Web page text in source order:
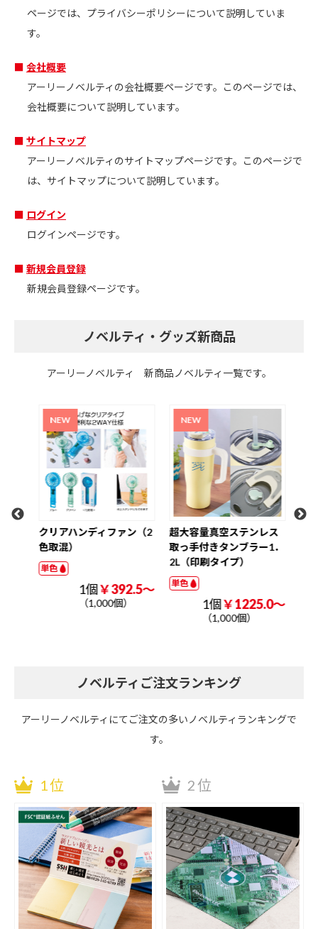
ページでは、プライバシーポリシーについて説明していま
す。
会社概要
アーリーノベルティの会社概要ページです。このページでは、
会社概要について説明しています。
サイトマップ
アーリーノベルティのサイトマップページです。このページで
は、サイトマップについて説明しています。
ログイン
ログインページです。
新規会員登録
新規会員登録ページです。
ノベルティ・グッズ新商品
アーリーノベルティ 新商品ノベルティ一覧です。
クリアハンディファン（2
色取混）
単色
1個￥392.5～
（1,000個）
超大容量真空ステンレス
取っ手付きタンブラー1．
2L（印刷タイプ）
単色
1個￥1225.0～
（1,000個）
ノベルティご注文ランキング
アーリーノベルティにてご注文の多いノベルティランキングで
す。
1位 2位